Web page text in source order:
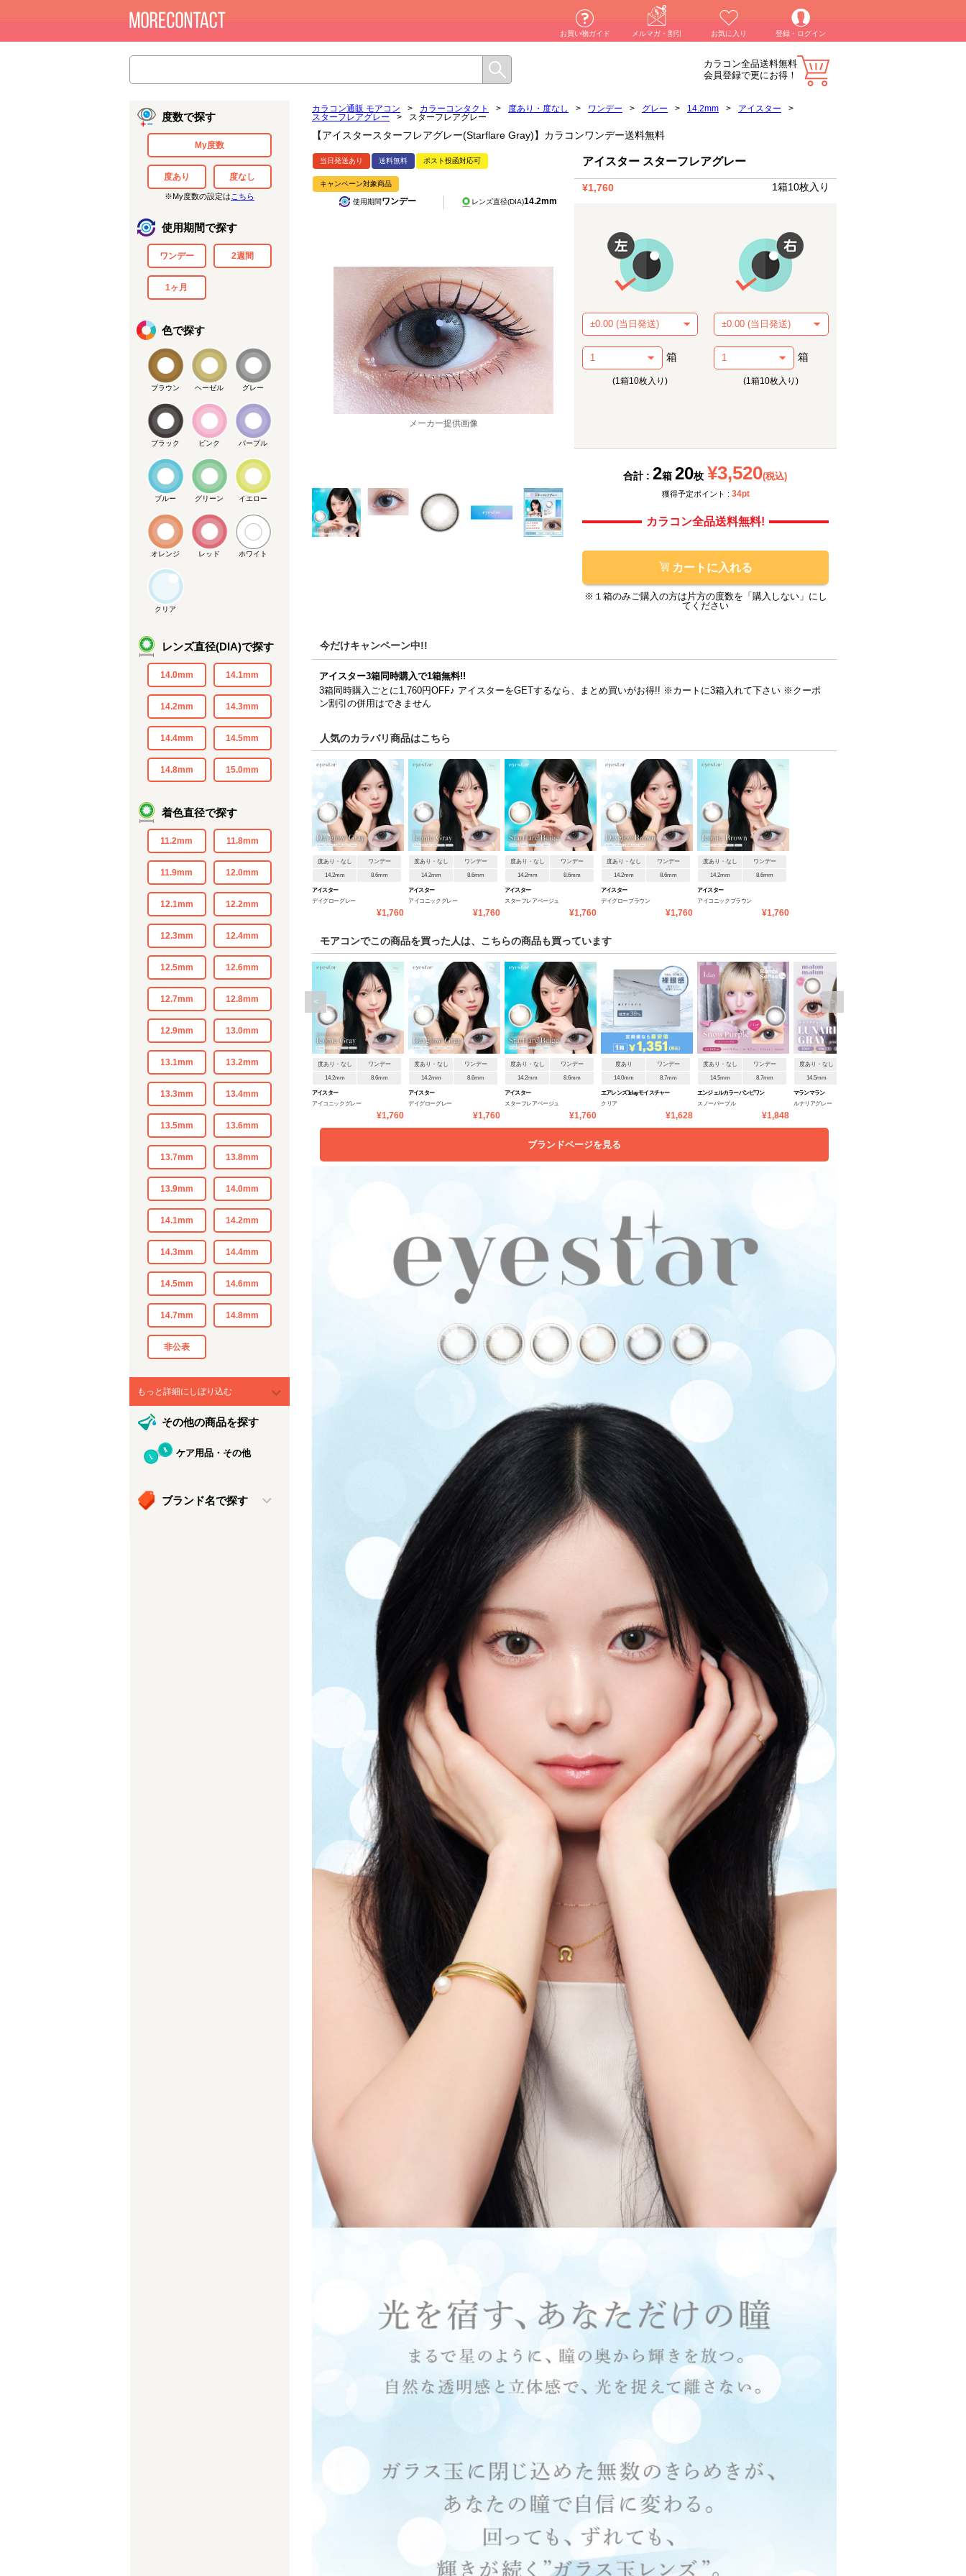
お買い物ガイド メルマガ・割引 お気に入り 登録・ログイン
カラコン全品送料無料
会員登録で更にお得！
度数で探す
My度数
度あり 度なし
※My度数の設定は こちら
使用期間で探す
ワンデー 2週間
1ヶ月
色で探す
ブラウン ヘーゼル グレー
ブラック ピンク パープル
ブルー グリーン イエロー
オレンジ レッド ホワイト
クリア
レンズ直径(DIA)で探す
14.0mm 14.1mm
14.2mm 14.3mm
14.4mm 14.5mm
14.8mm 15.0mm
着色直径で探す
11.2mm 11.8mm
11.9mm 12.0mm
12.1mm 12.2mm
12.3mm 12.4mm
12.5mm 12.6mm
12.7mm 12.8mm
12.9mm 13.0mm
13.1mm 13.2mm
13.3mm 13.4mm
13.5mm 13.6mm
13.7mm 13.8mm
13.9mm 14.0mm
14.1mm 14.2mm
14.3mm 14.4mm
14.5mm 14.6mm
14.7mm 14.8mm
非公表
もっと詳細にしぼり込む
その他の商品を探す
ケア用品・その他
ブランド名で探す
カラコン通販 モアコン > カラーコンタクト > 度あり・度なし > ワンデー > グレー > 14.2mm > アイスター
>
スターフレアグレー
> スターフレアグレー
【アイスタースターフレアグレー(Starflare Gray)】カラコンワンデー送料無料
当日発送あり 送料無料 ポスト投函対応可
キャンペーン対象商品
使用期間ワンデー レンズ直径(DIA)14.2mm
メーカー提供画像
メーカー提供画像
メーカー提供画像
アイスター スターフレアグレー
¥1,760 1箱10枚入り
箱
(1箱10枚入り)
箱
(1箱10枚入り)
合計 : 2箱 20枚 ¥3,520(税込)
獲得予定ポイント : 34pt
カラコン全品送料無料!
カートに入れる
※１箱のみご購入の方は片方の度数を「購入しない」にし
てください
今だけキャンペーン中!!
アイスター3箱同時購入で1箱無料!!
3箱同時購入ごとに1,760円OFF♪ アイスターをGETするなら、まとめ買いがお得!! ※カートに3箱入れて下さい ※クーポ
ン割引の併用はできません
人気のカラバリ商品はこちら
度あり・なし ワンデー
14.2mm 8.6mm
アイスター
デイグローグレー
¥1,760
度あり・なし ワンデー
14.2mm 8.6mm
アイスター
アイコニックグレー
¥1,760
度あり・なし ワンデー
14.2mm 8.6mm
アイスター
スターフレアベージュ
¥1,760
度あり・なし ワンデー
14.2mm 8.6mm
アイスター
デイグローブラウン
¥1,760
度あり・なし ワンデー
14.2mm 8.6mm
アイスター
アイコニックブラウン
¥1,760
モアコンでこの商品を買った人は、こちらの商品も買っています
度あり・なし ワンデー
14.2mm 8.6mm
アイスター
アイコニックグレー
¥1,760
度あり・なし ワンデー
14.2mm 8.6mm
アイスター
デイグローグレー
¥1,760
度あり・なし ワンデー
14.2mm 8.6mm
アイスター
スターフレアベージュ
¥1,760
度あり ワンデー
14.0mm 8.7mm
エアレンズ 1day モイスチャー
クリア
¥1,628
度あり・なし ワンデー
14.5mm 8.7mm
エンジェルカラーバンビワン
スノーパープル
¥1,848
度あり・なし
14.5mm
マランマラン
ルナリアグレー
< >
ブランドページを見る